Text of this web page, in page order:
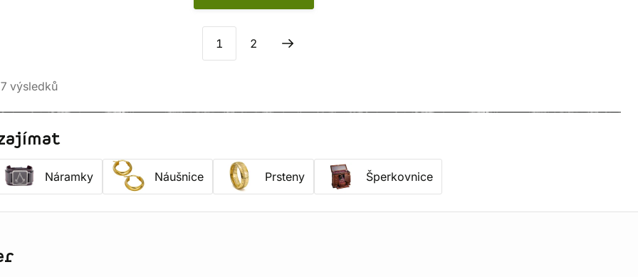
1 2
výsledků
Náramky Náušnice Prsteny Šperkovnice